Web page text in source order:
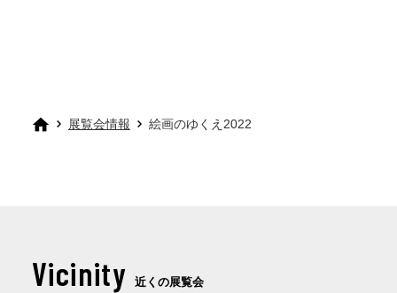
展覧会情報 絵画のゆくえ2022
Vicinity 近くの展覧会